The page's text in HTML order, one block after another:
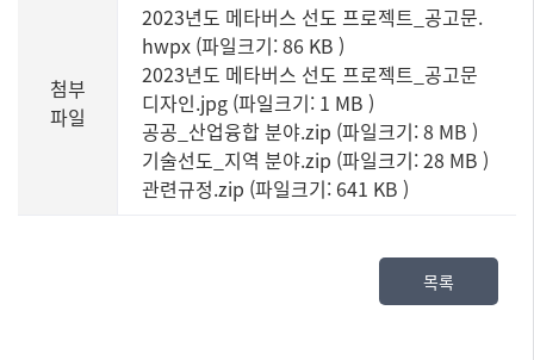
첨부
파일
2023년도 메타버스 선도 프로젝트_공고문.
hwpx (파일크기: 86 KB )
2023년도 메타버스 선도 프로젝트_공고문
디자인.jpg (파일크기: 1 MB )
공공_산업융합 분야.zip (파일크기: 8 MB )
기술선도_지역 분야.zip (파일크기: 28 MB )
관련규정.zip (파일크기: 641 KB )
목록